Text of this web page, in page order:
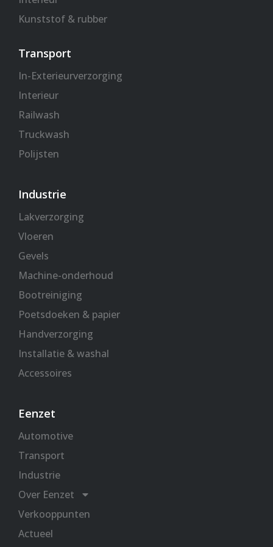
Kunststof & rubber
Transport
In-Exterieurverzorging
Interieur
Railwash
Truckwash
Polijsten
Industrie
Lakverzorging
Vloeren
Gevels
Machine-onderhoud
Bootreiniging
Poetsdoeken & papier
Handverzorging
Installatie & washal
Accessoires
Eenzet
Automotive
Transport
Industrie
Over Eenzet
Verkooppunten
Actueel